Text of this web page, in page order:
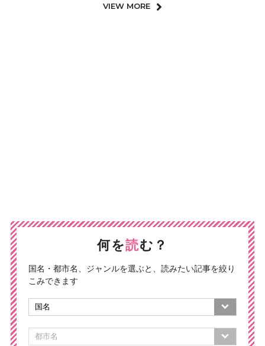
VIEW MORE
何を読む？
国名・都市名、ジャンルを選ぶと、読みたい記事を絞り
こみできます